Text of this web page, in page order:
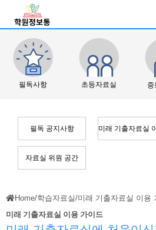
필독사항 초등자료실 중
필독 공지사항
자료실 위원 공간
Home/학습자료실/미래 기출자료실 이용
미래 기출자료실 이용 가이드